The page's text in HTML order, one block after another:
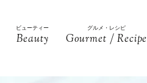
ビューティー
Beauty
グルメ・レシピ
Gourmet / Recipe